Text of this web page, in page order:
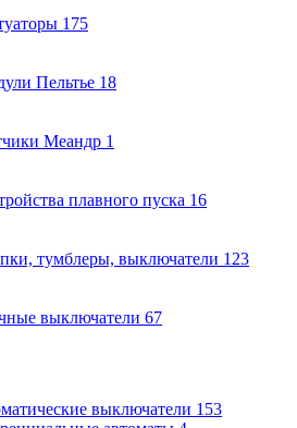
175
Пельтье 18
Меандр 1
плавного пуска 16
тумблеры, выключатели 123
выключатели 67
выключатели 153